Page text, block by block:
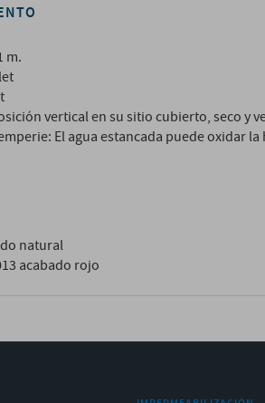
m.
vertical en su sitio cubierto, seco y
El agua estancada puede oxidar
natural
acabado rojo